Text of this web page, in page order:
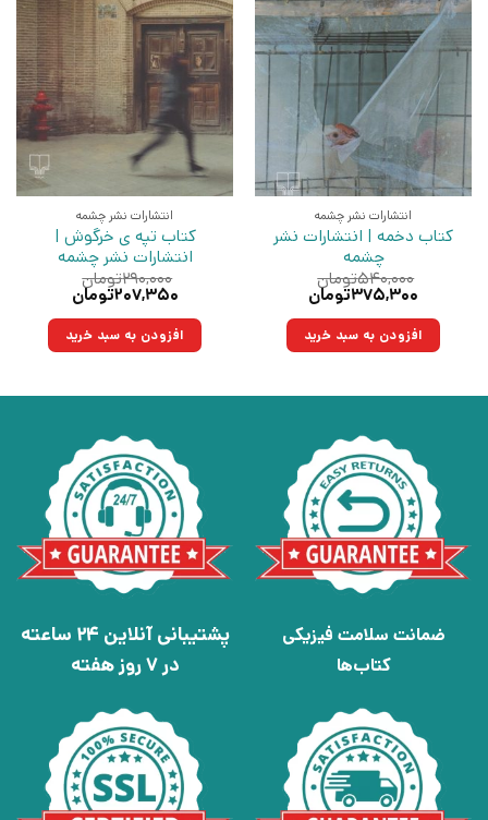
انتشارات نشر چشمه
کتاب دخمه | انتشارات نشر
چشمه
۵۴۰,۰۰۰تومان
قیمت
۵۴۰,۰۰۰تومان
بود.
۳۷۵,۳۰۰تومان
۳۷۵,۳۰۰تومان.افزودن به سبد خرید
انتشارات نشر چشمه
کتاب تپه ی خرگوش |
انتشارات نشر چشمه
۲۹۰,۰۰۰تومان
قیمت
۲۹۰,۰۰۰تومان
بود.
۲۰۷,۳۵۰تومان
۲۰۷,۳۵۰تومان.افزودن به سبد خرید
ضمانت سلامت فیزیکی
کتاب‌ها
پشتیبانی آنلاین 24 ساعته
در 7 روز هفته